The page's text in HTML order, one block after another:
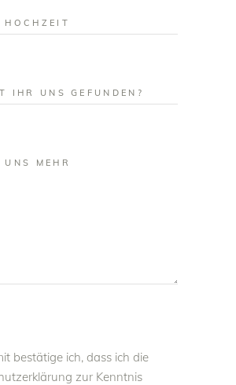
bestätige ich, dass ich die
zur Kenntnis